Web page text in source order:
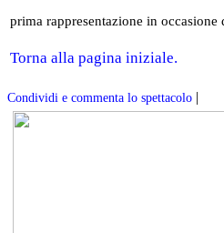
prima rappresentazione in
Torna alla pagina iniziale.
Condividi e commenta lo spettacolo |